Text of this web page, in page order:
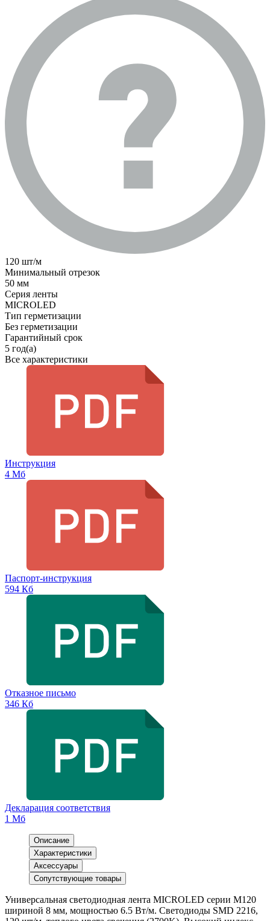
120 шт/м
Минимальный отрезок
50 мм
Серия ленты
MICROLED
Тип герметизации
Без герметизации
Гарантийный срок
5 год(а)
Все характеристики
Инструкция
4 Мб
Паспорт-инструкция
594 Кб
Отказное письмо
346 Кб
Декларация соответствия
1 Мб
Описание
Характеристики
Аксессуары
Сопутствующие товары
Универсальная светодиодная лента MICROLED серии M120
шириной 8 мм, мощностью 6.5 Вт/м. Светодиоды SMD 2216,